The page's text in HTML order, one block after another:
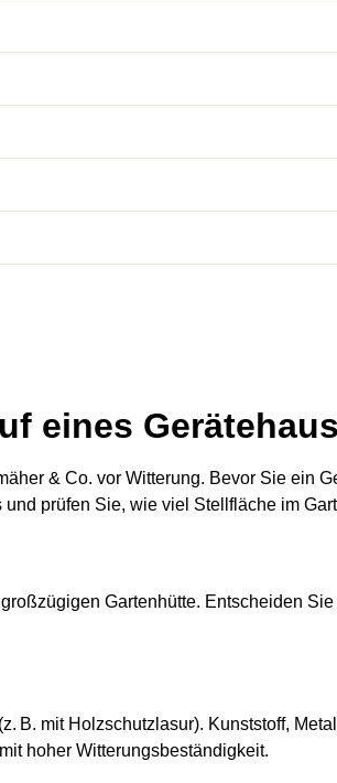
eines
& Co. vor Witterung. Bevor Sie ein
prüfen Sie, wie viel Stellfläche im
Gartenhütte. Entscheiden
B. mit Holzschutzlasur). Kunststoff,
hoher Witterungsbeständigkeit.